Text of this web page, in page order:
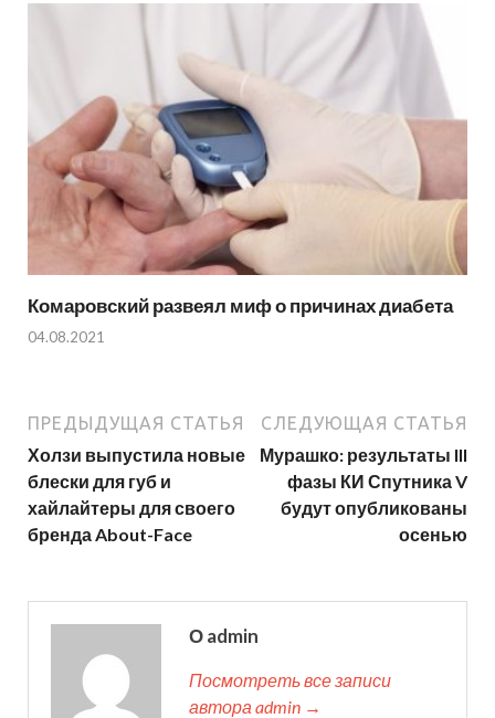
Комаровский развеял миф о причинах диабета
04.08.2021
ПРЕДЫДУЩАЯ СТАТЬЯ
Холзи выпустила новые
блески для губ и
хайлайтеры для своего
бренда About-Face
СЛЕДУЮЩАЯ СТАТЬЯ
Мурашко: результаты III
фазы КИ Спутника V
будут опубликованы
осенью
О admin
Посмотреть все записи
автора admin →